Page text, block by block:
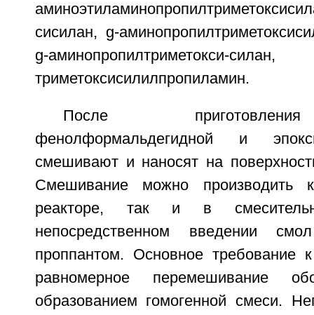
сисилан, g-
g-
триметоксисилилпропиламин.
После
фенолформальдегидной и
смешивают и наносят на
Смешивание можно производить
реакторе, так и в
непосредственном введении
проппантом. Основное
равномерное перемешивание
образованием гомогенной смеси.